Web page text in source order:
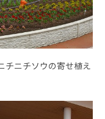
チニチソウの寄せ植え